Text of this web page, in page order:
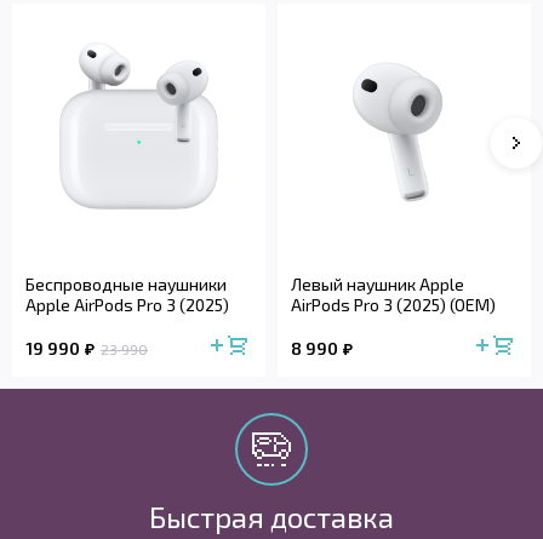
Беспроводные наушники
Apple AirPods Pro 3 (2025)
19 990 23 990
Левый наушник Apple
AirPods Pro 3 (2025) (OEM)
8 990
Быстрая доставка